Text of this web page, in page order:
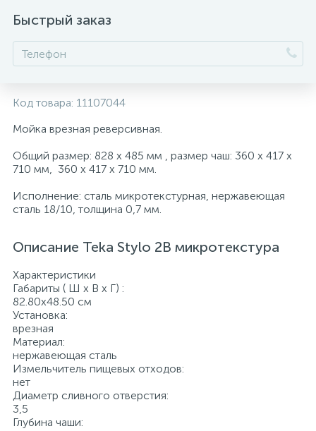
Быстрый заказ
Код товара: 11107044
Мойка врезная реверсивная.
Общий размер: 828 x 485 мм , размер чаш: 360 х 417 х
710 мм, 360 х 417 х 710 мм.
Исполнение: сталь микротекстурная, нержавеющая
сталь 18/10, толщина 0,7 мм.
Описание Teka Stylo 2B микротекстура
Характеристики
Габариты ( Ш х В х Г) :
82.80х48.50 см
Установка:
врезная
Материал:
нержавеющая сталь
Измельчитель пищевых отходов:
нет
Диаметр сливного отверстия:
3,5
Глубина чаши: